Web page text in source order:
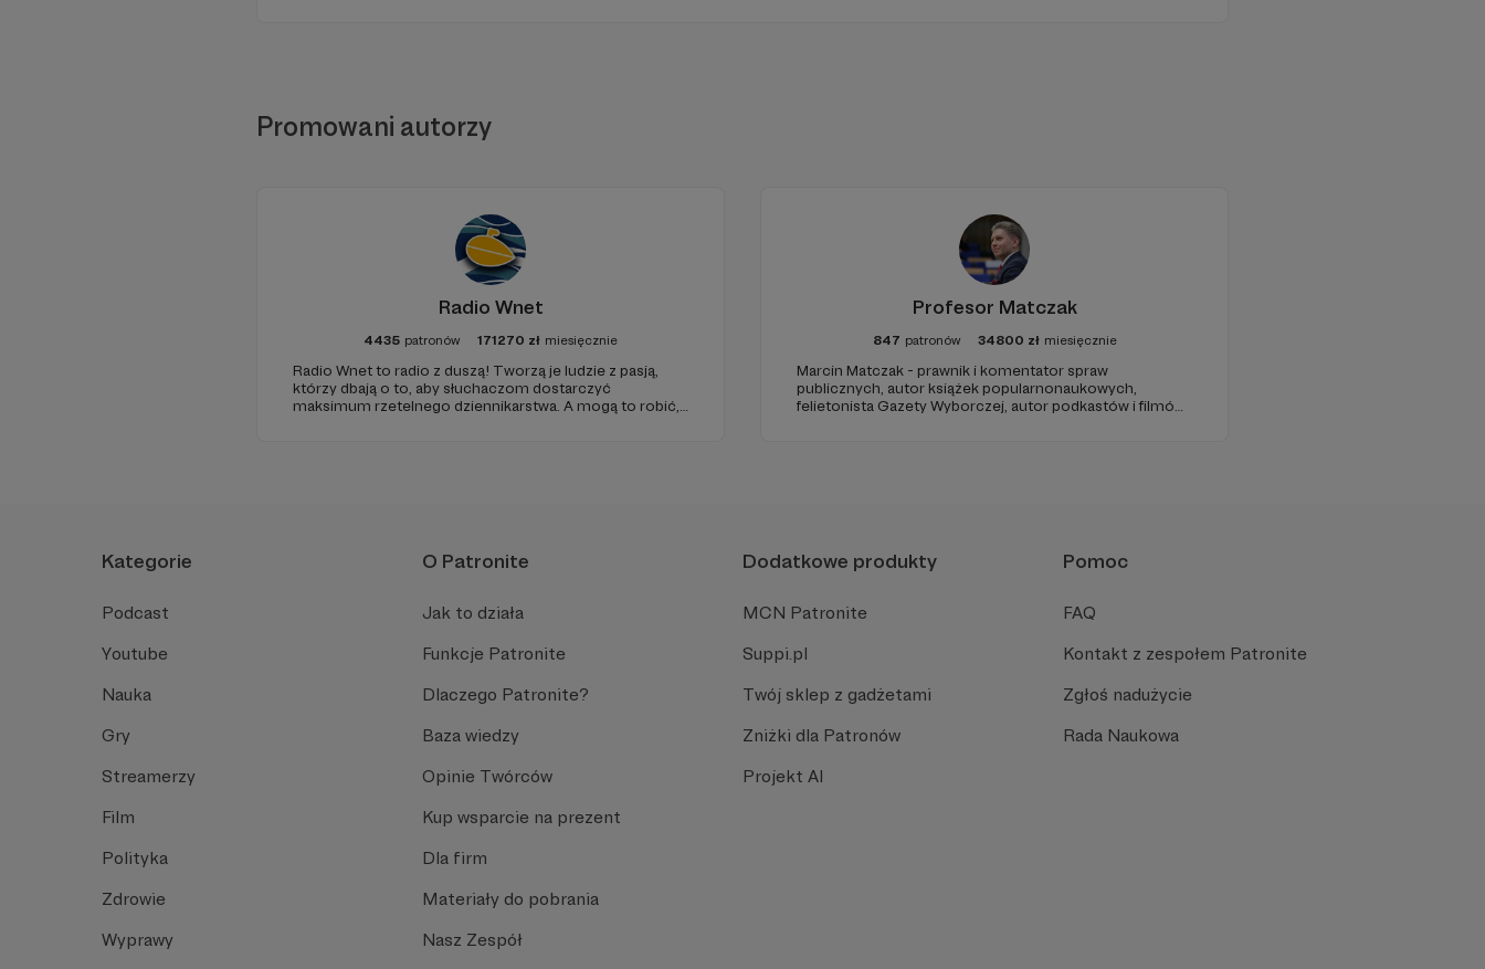
Promowani autorzy
Radio Wnet
4435 patronów 171270 zł miesięcznie
Radio Wnet to radio z duszą! Tworzą je ludzie z pasją,
którzy dbają o to, aby słuchaczom dostarczyć
maksimum rzetelnego dziennikarstwa. A mogą to robić,
Profesor Matczak
847 patronów 34800 zł miesięcznie
Marcin Matczak - prawnik i komentator spraw
publicznych, autor książek popularnonaukowych,
felietonista Gazety Wyborczej, autor podkastów i filmów
Kategorie
Podcast
Youtube
Nauka
Gry
Streamerzy
Film
Polityka
Zdrowie
Wyprawy
O Patronite
Jak to działa
Funkcje Patronite
Dlaczego Patronite?
Baza wiedzy
Opinie Twórców
Kup wsparcie na prezent
Dla firm
Materiały do pobrania
Nasz Zespół
Dodatkowe produkty
MCN Patronite
Suppi.pl
Twój sklep z gadżetami
Zniżki dla Patronów
Projekt AI
Pomoc
FAQ
Kontakt z zespołem Patronite
Zgłoś nadużycie
Rada Naukowa